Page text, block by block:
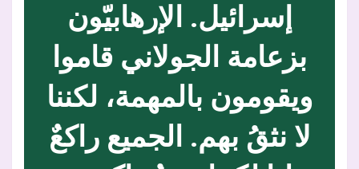
إسرائيل. الإرهابيّون
بزعامة الجولاني قاموا
ويقومون بالمهمة، لكننا
لا نثقُ بهم. الجميع راكعٌ